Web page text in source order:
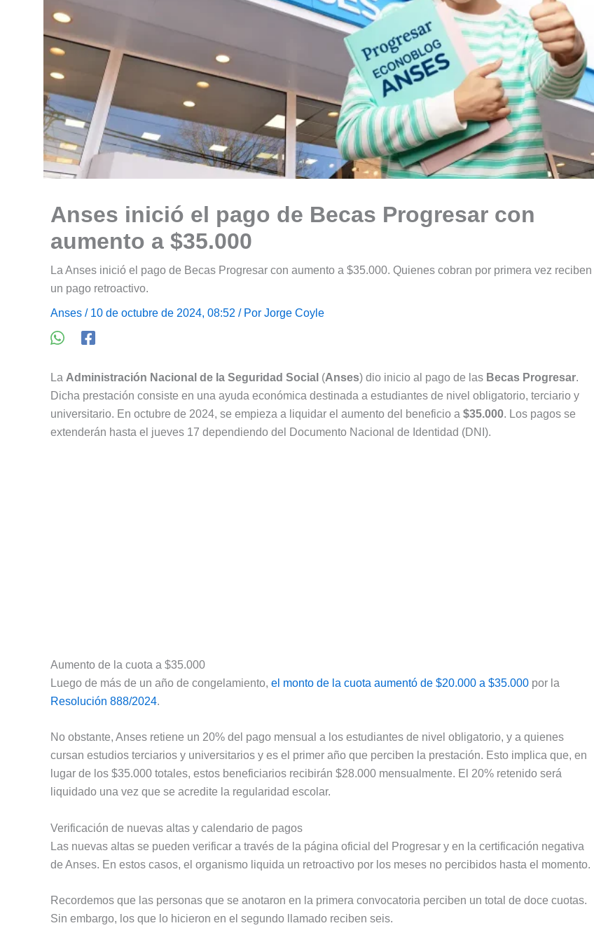
Anses inició el pago de Becas Progresar con
aumento a $35.000
La Anses inició el pago de Becas Progresar con aumento a $35.000. Quienes cobran por primera vez reciben
un pago retroactivo.
Anses / 10 de octubre de 2024, 08:52 / Por Jorge Coyle
La Administración Nacional de la Seguridad Social (Anses) dio inicio al pago de las Becas Progresar.
Dicha prestación consiste en una ayuda económica destinada a estudiantes de nivel obligatorio, terciario y
universitario. En octubre de 2024, se empieza a liquidar el aumento del beneficio a $35.000. Los pagos se
extenderán hasta el jueves 17 dependiendo del Documento Nacional de Identidad (DNI).
Aumento de la cuota a $35.000
Luego de más de un año de congelamiento, el monto de la cuota aumentó de $20.000 a $35.000 por la
Resolución 888/2024.
No obstante, Anses retiene un 20% del pago mensual a los estudiantes de nivel obligatorio, y a quienes
cursan estudios terciarios y universitarios y es el primer año que perciben la prestación. Esto implica que, en
lugar de los $35.000 totales, estos beneficiarios recibirán $28.000 mensualmente. El 20% retenido será
liquidado una vez que se acredite la regularidad escolar.
Verificación de nuevas altas y calendario de pagos
Las nuevas altas se pueden verificar a través de la página oficial del Progresar y en la certificación negativa
de Anses. En estos casos, el organismo liquida un retroactivo por los meses no percibidos hasta el momento.
Recordemos que las personas que se anotaron en la primera convocatoria perciben un total de doce cuotas.
Sin embargo, los que lo hicieron en el segundo llamado reciben seis.